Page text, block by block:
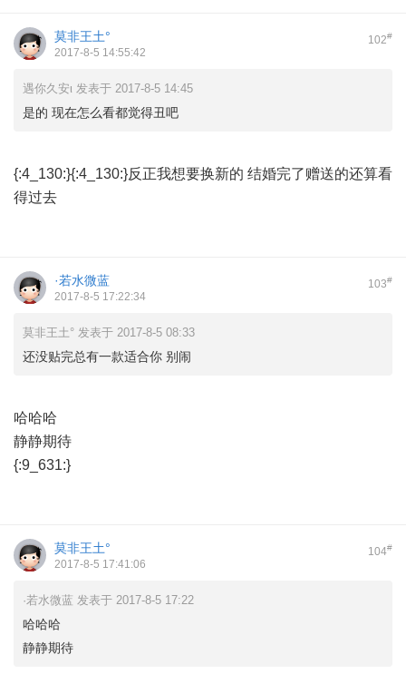
102#
莫非王土°
2017-8-5 14:55:42
遇你久安ι 发表于 2017-8-5 14:45
是的 现在怎么看都觉得丑吧
{:4_130:}{:4_130:}反正我想要换新的 结婚完了赠送的还算看
得过去
103#
·若水微蓝
2017-8-5 17:22:34
莫非王土° 发表于 2017-8-5 08:33
还没贴完总有一款适合你 别闹
哈哈哈
静静期待
{:9_631:}
104#
莫非王土°
2017-8-5 17:41:06
·若水微蓝 发表于 2017-8-5 17:22
哈哈哈
静静期待